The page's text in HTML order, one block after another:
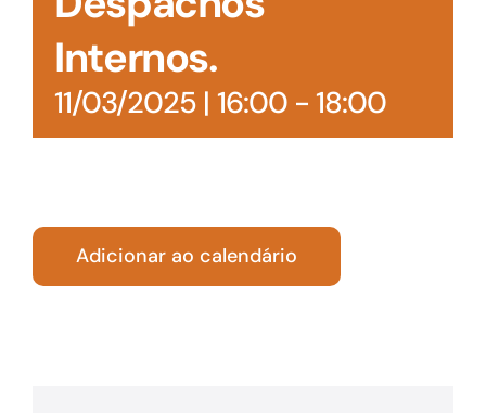
Internos.
11/03/2025 | 16:00- 18:00
Adicionar ao calendário